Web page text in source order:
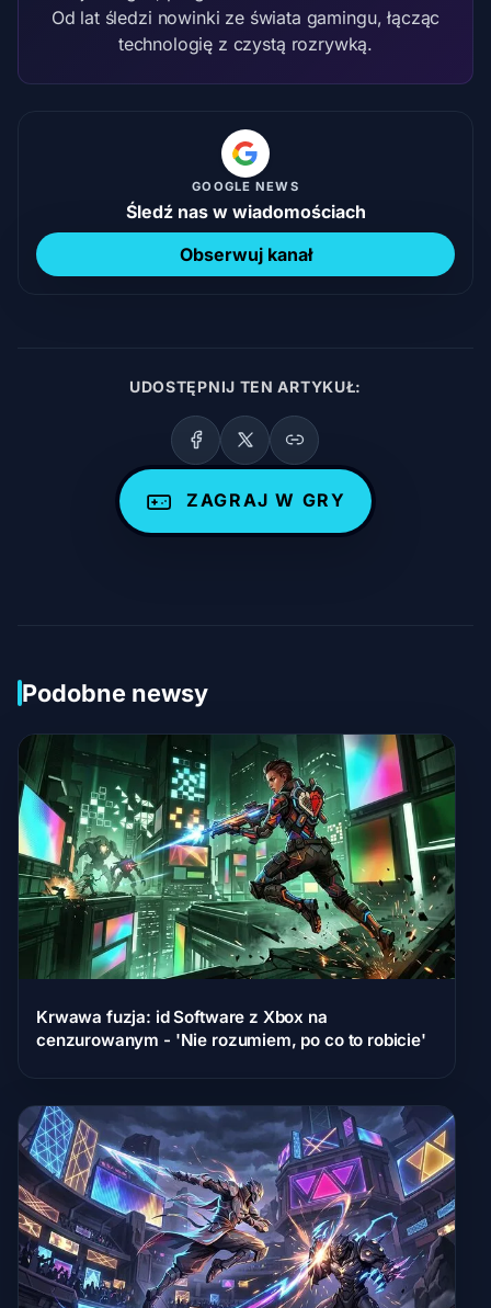
Od lat śledzi nowinki ze świata gamingu, łącząc
technologię z czystą rozrywką.
GOOGLE NEWS
Śledź nas w wiadomościach
Obserwuj kanał
UDOSTĘPNIJ TEN ARTYKUŁ:
ZAGRAJ W GRY
Podobne newsy
Krwawa fuzja: id Software z Xbox na
cenzurowanym - 'Nie rozumiem, po co to robicie'